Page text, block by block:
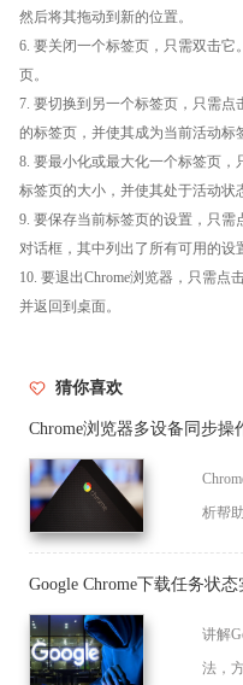
然后将其拖动到新的位置。
6. 要关闭一个标签页，只需双击
页。
7. 要切换到另一个标签页，只需
的标签页，并使其成为当前活动标
8. 要最小化或最大化一个标签页
标签页的大小，并使其处于活动状
9. 要保存当前标签页的设置，只
对话框，其中列出了所有可用的设
10. 要退出Chrome浏览器，只需点
并返回到桌面。
猜你喜欢
Chrome浏览器多设备同步操
析帮
Google Chrome下载任务状
讲解
法，